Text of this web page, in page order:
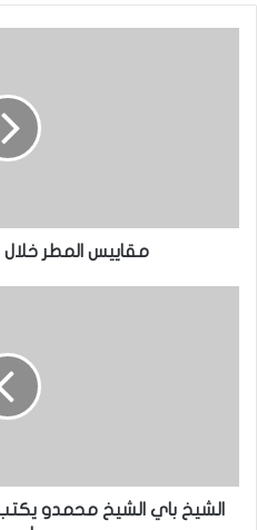
مقاييس المطر خلال الـ24ساعة
الشيخ باي الشيخ محمدو